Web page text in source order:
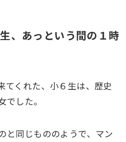
、あっという間の１時
てくれた、小６生は、歴史
でした。
と同じもののようで、マン